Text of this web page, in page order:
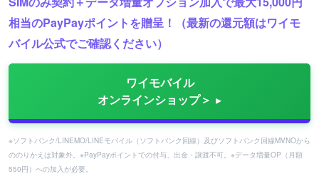
相当のPayPayポイントを贈呈！（最新の還元額はワイモ
バイル公式でご確認ください）
ワイモバイル
オンラインショップ＞
※ソフトバンク/LINEMO/LINEモバイル（ソフトバンク回線）及びソフトバンク回線MVNOから
ののりかえは対象外。※PayPayポイントでの付与、出金・譲渡不可。※データ増量OP（月額
550円）への加入が必要。